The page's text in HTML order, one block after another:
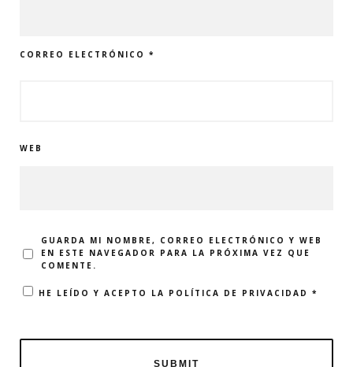
CORREO ELECTRÓNICO *
WEB
GUARDA MI NOMBRE, CORREO ELECTRÓNICO Y WEB
EN ESTE NAVEGADOR PARA LA PRÓXIMA VEZ QUE
COMENTE.
HE LEÍDO Y ACEPTO LA POLÍTICA DE PRIVACIDAD *